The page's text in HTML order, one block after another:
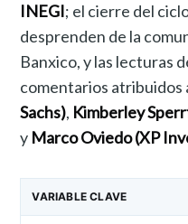
INEGI; el cierre del
desprenden de la
Banxico, y las lecturas
comentarios atribuidos
Sachs), Kimberley
y Marco Oviedo (XP
VARIABLE CLAVE